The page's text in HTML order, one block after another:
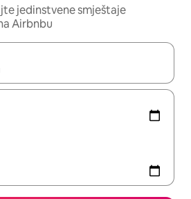
jedinstvene smještaje
Airbnbu
moći ćete ih pregledati